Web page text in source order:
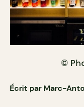
©
Écrit par Marc-